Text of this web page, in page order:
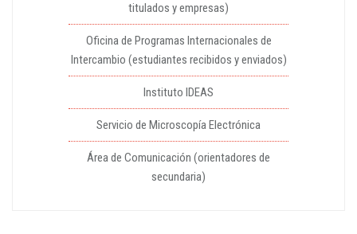
titulados y empresas)
Oficina de Programas Internacionales de
Intercambio (estudiantes recibidos y enviados)
Instituto IDEAS
Servicio de Microscopía Electrónica
Área de Comunicación (orientadores de
secundaria)